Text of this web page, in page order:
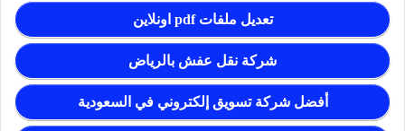
تعديل ملفات pdf اونلاين
شركة نقل عفش بالرياض
أفضل شركة تسويق إلكتروني في السعودية